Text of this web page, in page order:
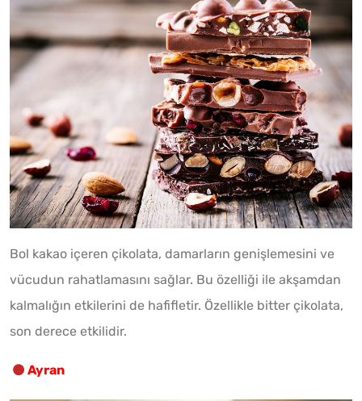
Bol kakao içeren çikolata, damarların genişlemesini ve
vücudun rahatlamasını sağlar. Bu özelliği ile akşamdan
kalmalığın etkilerini de hafifletir. Özellikle bitter çikolata,
son derece etkilidir.
Ayran